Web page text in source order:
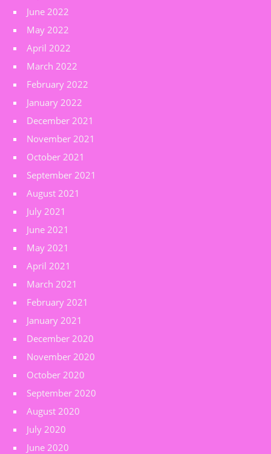
June 2022
May 2022
April 2022
March 2022
February 2022
January 2022
December 2021
November 2021
October 2021
September 2021
August 2021
July 2021
June 2021
May 2021
April 2021
March 2021
February 2021
January 2021
December 2020
November 2020
October 2020
September 2020
August 2020
July 2020
June 2020